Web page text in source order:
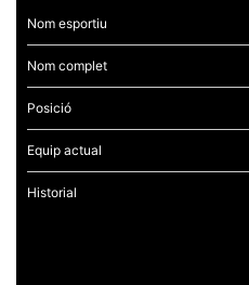
Nom esportiu
Nom complet
Posició
Equip actual
Historial